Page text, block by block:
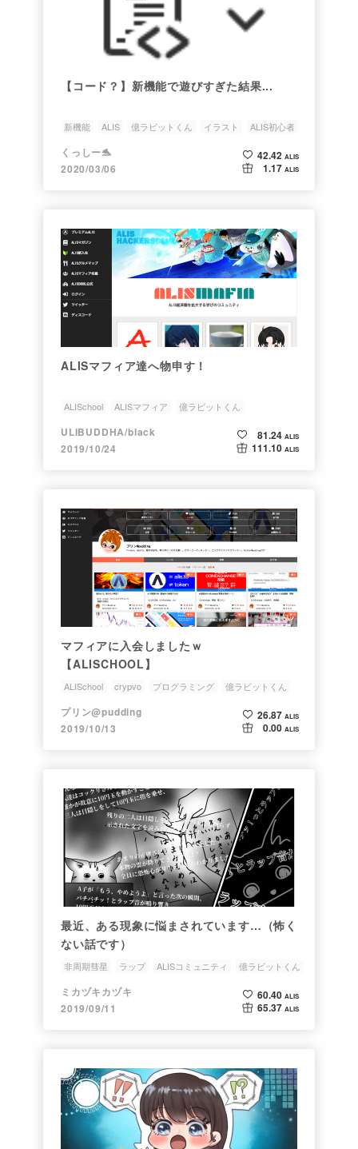
【コード？】新機能で遊びすぎた結果...
新機能 ALIS 億ラビットくん イラスト ALIS初心者
くっしー🐬
2020/03/06
42.42 ALIS
1.17 ALIS
ALISマフィア達へ物申す！
ALISchool ALISマフィア 億ラビットくん
ULIBUDDHA/black
2019/10/24
81.24 ALIS
111.10 ALIS
マフィアに入会しましたｗ
【ALISCHOOL】
ALISchool crypvo プログラミング
億ラビットくん
ALISマフィア
プリン@pudding
2019/10/13
26.87 ALIS
0.00 ALIS
最近、ある現象に悩まされています…（怖く
ない話です）
非周期彗星 ラップ ALISコミュニティ 億ラビットくん
ミカヅキカヅキ
2019/09/11
60.40 ALIS
65.37 ALIS